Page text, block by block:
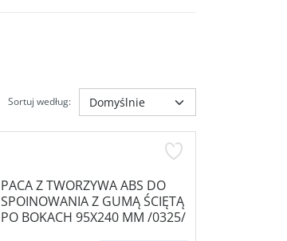
Sortuj według:
PACA Z TWORZYWA ABS DO
SPOINOWANIA Z GUMĄ ŚCIĘTĄ
PO BOKACH 95X240 MM /0325/